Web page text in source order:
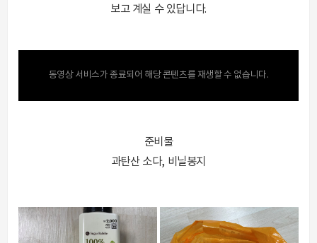
보고 계실 수 있답니다.
동영상 서비스가 종료되어 해당 콘텐츠를 재생할 수 없습니다.
준비물
과탄산 소다, 비닐봉지